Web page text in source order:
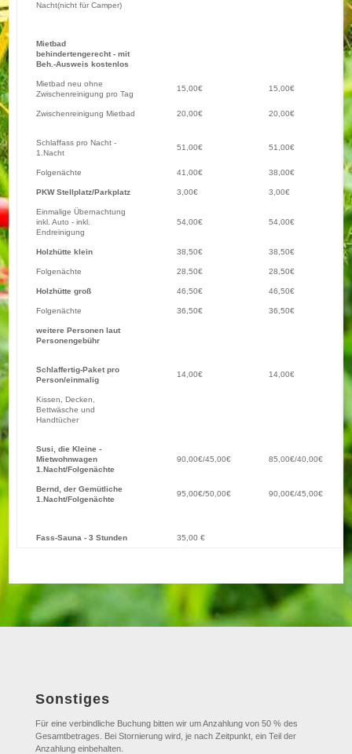
Nacht(nicht für Camper)
Mietbad
behindertengerecht - mit
Beh.-Ausweis kostenlos
Mietbad neu ohne
Zwischenreinigung pro Tag
15,00€ 15,00€
Zwischenreinigung Mietbad 20,00€ 20,00€
Schlaffass pro Nacht -
1.Nacht
51,00€ 51,00€
Folgenächte 41,00€ 38,00€
PKW Stellplatz/Parkplatz 3,00€ 3,00€
Einmalige Übernachtung
inkl. Auto - inkl.
Endreinigung
54,00€ 54,00€
Holzhütte klein 38,50€ 38,50€
Folgenächte 28,50€ 28,50€
Holzhütte groß 46,50€ 46,50€
Folgenächte 36,50€ 36,50€
weitere Personen laut
Personengebühr
Schlaffertig-Paket pro
Person/einmalig
14,00€ 14,00€
Kissen, Decken,
Bettwäsche und
Handtücher
Susi, die Kleine -
Mietwohnwagen
1.Nacht/Folgenächte
90,00€/45,00€ 85,00€/40,00€
Bernd, der Gemütliche
1.Nacht/Folgenächte
95,00€/50,00€ 90,00€/45,00€
Fass-Sauna - 3 Stunden 35,00 €
Sonstiges
Für eine verbindliche Buchung bitten wir um Anzahlung von 50 % des
Gesamtbetrages. Bei Stornierung wird, je nach Zeitpunkt, ein Teil der
Anzahlung einbehalten.